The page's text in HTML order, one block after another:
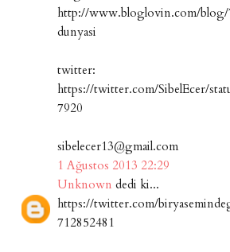
http://www.bloglovin.com/
dunyasi
twitter:
https://twitter.com/SibelEcer/
7920
sibelecer13@gmail.com
1 Ağustos 2013 22:29
Unknown dedi ki...
https://twitter.com/
712852481